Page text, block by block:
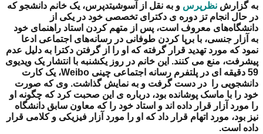
به گزارش نظرپرس و به نقل از آسوشیتدپرس، یک خانم دانشجو که
در حال انجام تز دوره ی دکترای تخصصی خود در یکی از
دانشگاه‌های معروف است، پس از متهم کردن استاد راهنمای خود
به آزار جنسی، با برپا کردن طوفانی در رسانه‌های اجتماعی ادعا
نمود که مورد تهدید قرار گرفته که او را از گرفتن دکترا به دلیل عدم
پیشرفت‌، منع می کنند. این خانم در روز یکشنبه با انتشار یک ویدیوی
59 دقیقه ای
در پلتفرم رسانه اجتماعی چینی Weibo،
یک کارت
دانشجویی را در دست گرفت و به نمایش گذاشت. وی که صورت
خود را با ماسک پوشانده بود، درباره ی این صحبت کرد که چگونه او
را مورد آزار قرار داده اند و استاد خود را که معاون سابق دانشگاه
نیز بود، مورد اتهام قرار داد که او را مورد آزار فیزیکی و کلامی قرار
داده است.